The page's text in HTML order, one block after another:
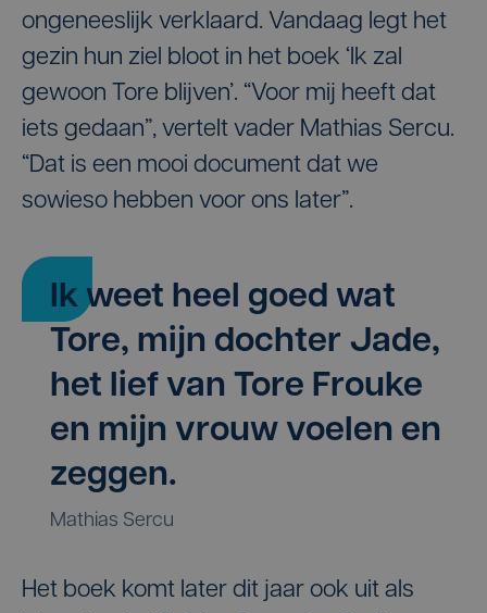
ongeneeslijk verklaard. Vandaag legt het
gezin hun ziel bloot in het boek ‘Ik zal
gewoon Tore blijven’. “Voor mij heeft dat
iets gedaan”, vertelt vader Mathias Sercu.
“Dat is een mooi document dat we
sowieso hebben voor ons later”.
Ik weet heel goed wat
Tore, mijn dochter Jade,
het lief van Tore Frouke
en mijn vrouw voelen en
zeggen.
Mathias Sercu
Het boek komt later dit jaar ook uit als